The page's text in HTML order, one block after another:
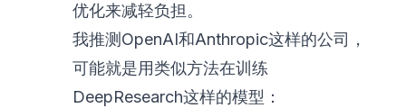
优化来减轻负担。
我推测OpenAI和Anthropic这样的公司，
可能就是用类似方法在训练
DeepResearch这样的模型：